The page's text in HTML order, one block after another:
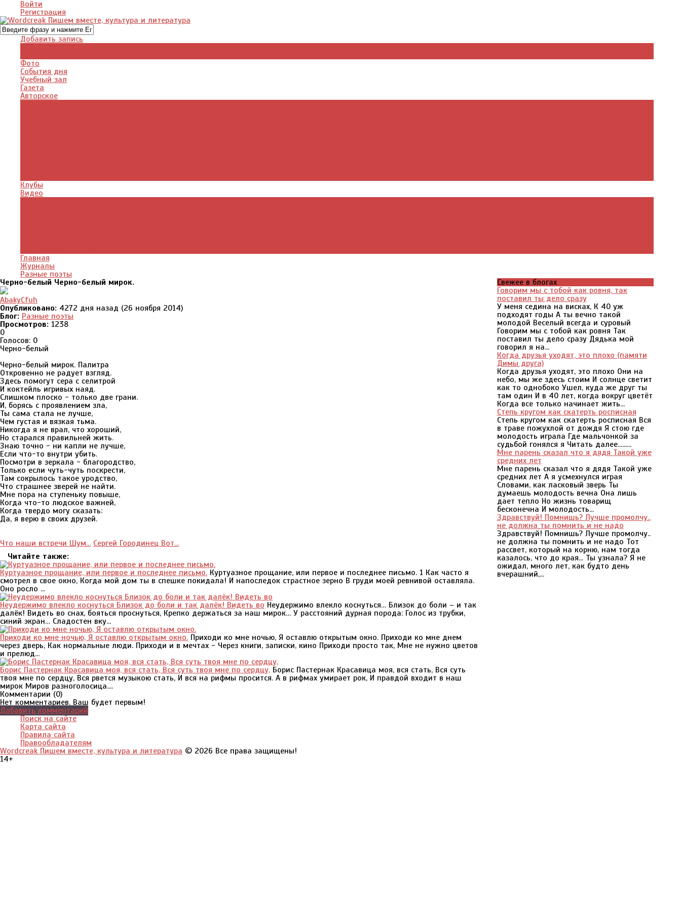
Войти
Регистрация
Добавить запись
Фото
События дня
Учебный зал
Газета
Авторское
Клубы
Видео
Главная
Журналы
Разные поэты
Черно-белый Черно-белый мирок.
AbakyCfuh
Опубликовано: 4272 дня назад (26 ноября 2014)
Блог: Разные поэты
Просмотров: 1238
0
Голосов: 0
Черно-белый
Черно-белый мирок. Палитра
Откровенно не радует взгляд.
Здесь помогут сера с селитрой
И коктейль игривых наяд.
Слишком плоско - только две грани.
И, борясь с проявлением зла,
Ты сама стала не лучше,
Чем густая и вязкая тьма.
Никогда я не врал, что хороший,
Но старался правильней жить.
Знаю точно - ни капли не лучше,
Если что-то внутри убить.
Посмотри в зеркала - благородство,
Только если чуть-чуть поскрести,
Там сокрылось такое уродство,
Что страшнее зверей не найти.
Мне пора на ступеньку повыше,
Когда что-то людское важней,
Когда твердо могу сказать:
Да, я верю в своих друзей.
Что наши встречи Шум... Сергей Городинец Вот...
Читайте также:
Куртуазное прощание, или первое и последнее письмо. Куртуазное прощание, или первое и последнее письмо. 1 Как часто я
смотрел в свое окно, Когда мой дом ты в спешке покидала! И напоследок страстное зерно В груди моей ревнивой оставляла.
Оно росло ...
Неудержимо влекло коснуться Близок до боли и так далёк! Видеть во Неудержимо влекло коснуться… Близок до боли – и так
далёк! Видеть во снах, бояться проснуться, Крепко держаться за наш мирок… У расстояний дурная порода: Голос из трубки,
синий экран… Сладостен вку...
Приходи ко мне ночью, Я оставлю открытым окно. Приходи ко мне ночью, Я оставлю открытым окно. Приходи ко мне днем
через дверь, Как нормальные люди. Приходи и в мечтах - Через книги, записки, кино Приходи просто так, Мне не нужно цветов
и прелюд...
Борис Пастернак Красавица моя, вся стать, Вся суть твоя мне по сердцу, Борис Пастернак Красавица моя, вся стать, Вся суть
твоя мне по сердцу, Вся рвется музыкою стать, И вся на рифмы просится. А в рифмах умирает рок, И правдой входит в наш
мирок Миров разноголосица....
Комментарии (0)
Нет комментариев. Ваш будет первым!
Добавить комментарий
Свежее в блогах
Говорим мы с тобой как ровня, так
поставил ты дело сразу
У меня седина на висках, К 40 уж
подходят годы А ты вечно такой
молодой Веселый всегда и суровый
Говорим мы с тобой как ровня Так
поставил ты дело сразу Дядька мой
говорил я на...
Когда друзья уходят, это плохо (памяти
Димы друга)
Когда друзья уходят, это плохо Они на
небо, мы же здесь стоим И солнце светит
как то однобоко Ушел, куда же друг ты
там один И в 40 лет, когда вокруг цветёт
Когда все только начинает жить...
Степь кругом как скатерть росписная
Степь кругом как скатерть росписная Вся
в траве пожухлой от дождя Я стою где
молодость играла Где мальчонкой за
судьбой гонялся я Читать далее.........
Мне парень сказал что я дядя Такой уже
средних лет
Мне парень сказал что я дядя Такой уже
средних лет А я усмехнулся играя
Словами, как ласковый зверь Ты
думаешь молодость вечна Она лишь
дает тепло Но жизнь товарищ
бесконечна И молодость...
Здравствуй! Помнишь? Лучше промолчу..
не должна ты помнить и не надо
Здравствуй! Помнишь? Лучше промолчу..
не должна ты помнить и не надо Тот
рассвет, который на корню, нам тогда
казалось, что до края... Ты узнала? Я не
ожидал, много лет, как будто день
вчерашний,...
Поиск на сайте
Карта сайта
Правила сайта
Правообладателям
Wordcreak Пишем вместе, культура и литература © 2026 Все права защищены!
14+